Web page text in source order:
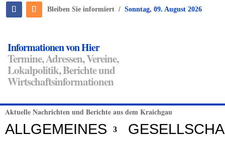
Bleiben Sie informiert / Sonntag, 09. August 2026
Informationen von Hier
Termine, Adressen, Vereine,
Lokalpolitik, Berichte und
Wirtschaftsinformationen
Aktuelle Nachrichten und Berichte aus dem Kraichgau
ALLGEMEINES